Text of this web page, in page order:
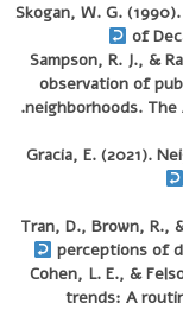
Skogan, W. G.
of
Sampson, R. J., &
observation of
neighborhoods. The
Gracia, E. (2021).
Tran, D., Brown, R.,
perceptions of
Cohen, L. E., &
trends: A